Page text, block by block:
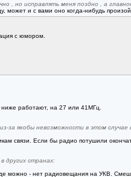
, но исправлять меня поздно , а
может и с вами оно когда-нибудь
с юмором.
работают, на 27 или 41МГц.
за якобы невозможности в этом
связи. Если бы радио потушили
других странах:
можно - нет радиовещания на УКВ.